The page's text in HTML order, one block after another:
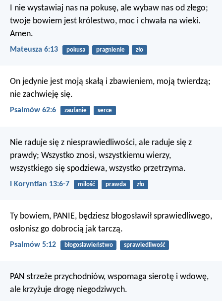
I nie wystawiaj nas na pokusę, ale wybaw nas od złego;
twoje bowiem jest królestwo, moc i chwała na wieki.
Amen.
Mateusza 6:13 pokusa pragnienie zło
On jedynie jest moją skałą i zbawieniem, moją twierdzą;
nie zachwieję się.
Psalmów 62:6 zaufanie serce
Nie raduje się z niesprawiedliwości, ale raduje się z
prawdy; Wszystko znosi, wszystkiemu wierzy,
wszystkiego się spodziewa, wszystko przetrzyma.
I Koryntian 13:6-7 miłość prawda zło
Ty bowiem, PANIE, będziesz błogosławił sprawiedliwego,
osłonisz go dobrocią jak tarczą.
Psalmów 5:12 błogosławieństwo sprawiedliwość
PAN strzeże przychodniów, wspomaga sierotę i wdowę,
ale krzyżuje drogę niegodziwych.